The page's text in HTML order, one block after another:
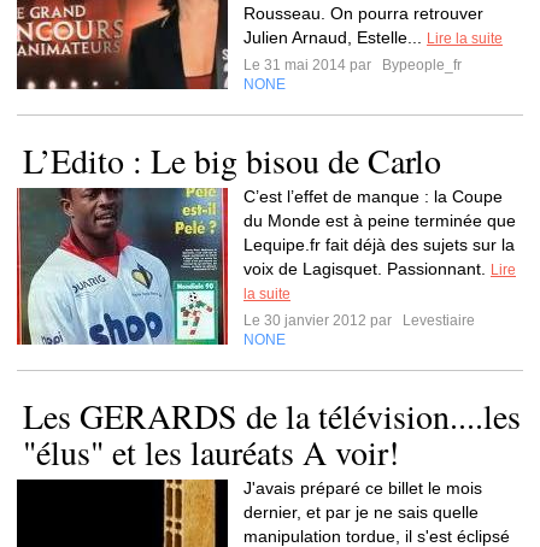
Rousseau. On pourra retrouver
Julien Arnaud, Estelle...
Lire la suite
Le 31 mai 2014 par
Bypeople_fr
NONE
L’Edito : Le big bisou de Carlo
C’est l’effet de manque : la Coupe
du Monde est à peine terminée que
Lequipe.fr fait déjà des sujets sur la
voix de Lagisquet. Passionnant.
Lire
la suite
Le 30 janvier 2012 par
Levestiaire
NONE
Les GERARDS de la télévision....les
"élus" et les lauréats A voir!
J'avais préparé ce billet le mois
dernier, et par je ne sais quelle
manipulation tordue, il s'est éclipsé